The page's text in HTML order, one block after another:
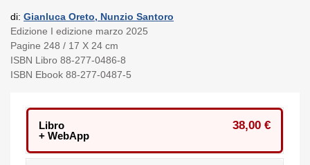
di: Gianluca Oreto, Nunzio Santoro
Edizione I edizione marzo 2025
Pagine 248 / 17 X 24 cm
ISBN Libro 88-277-0486-8
ISBN Ebook 88-277-0487-5
Libro
+ WebApp
38,00 €